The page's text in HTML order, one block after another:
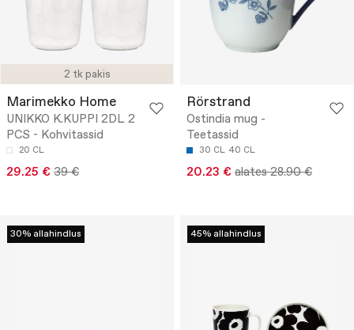
2 tk pakis
Marimekko Home
UNIKKO K.KUPPI 2DL 2
PCS - Kohvitassid
20 CL
29.25 € 39 €
Rörstrand
Ostindia mug -
Teetassid
30 CL 40 CL
20.23 € alates 28.90 €
30% allahindlus 45% allahindlus